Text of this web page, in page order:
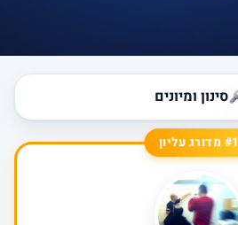
סינון ומיונים
#1 מדורג עליון